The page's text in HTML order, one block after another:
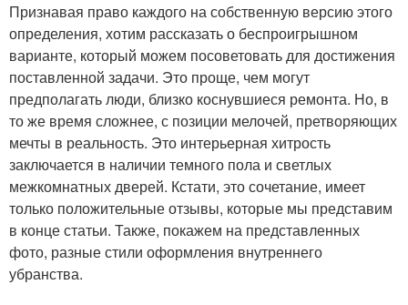
Признавая право каждого на собственную версию этого
определения, хотим рассказать о беспроигрышном
варианте, который можем посоветовать для достижения
поставленной задачи. Это проще, чем могут
предполагать люди, близко коснувшиеся ремонта. Но, в
то же время сложнее, с позиции мелочей, претворяющих
мечты в реальность. Это интерьерная хитрость
заключается в наличии темного пола и светлых
межкомнатных дверей. Кстати, это сочетание, имеет
только положительные отзывы, которые мы представим
в конце статьи. Также, покажем на представленных
фото, разные стили оформления внутреннего
убранства.